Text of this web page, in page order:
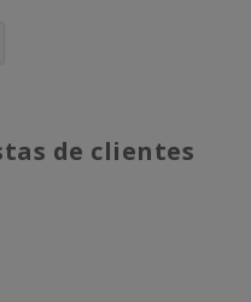
de clientes